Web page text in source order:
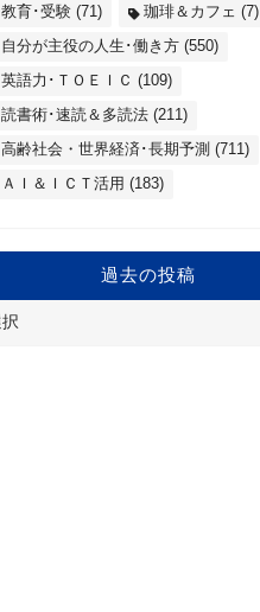
教育･受験(71) 珈琲＆カフェ (7)
自分が主役の人生･働き方(550)
英語力･ＴＯＥＩＣ (109)
読書術･速読＆多読法(211)
高齢社会・世界経済･長期予測 (711)
ＡＩ＆ＩＣＴ活用 (183)
過去の投稿